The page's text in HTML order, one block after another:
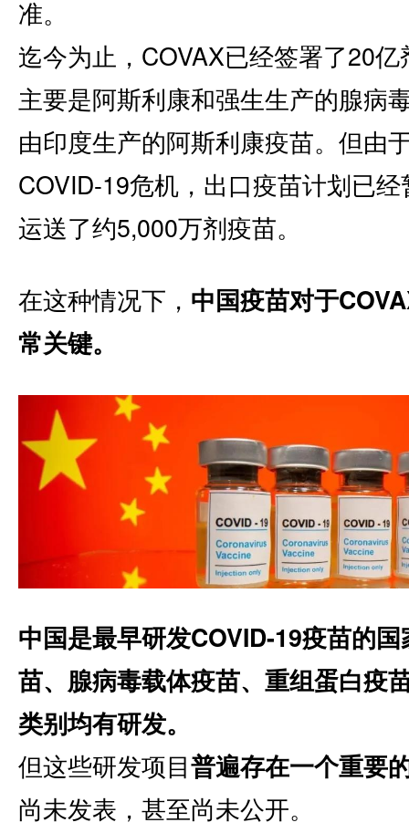
准。
迄今为止，COVAX已经签署了20
主要是阿斯利康和强生生产的腺病
由印度生产的阿斯利康疫苗。但由
COVID-19危机，出口疫苗计划已
运送了约5,000万剂疫苗。
在这种情况下， 中国疫苗对于
常关键。
中国是最早研发COVID-19疫苗的
苗、腺病毒载体疫苗、重组蛋白疫
类别均有研发。
但这些研发项目普遍存在一个重要
尚未发表，甚至尚未公开。